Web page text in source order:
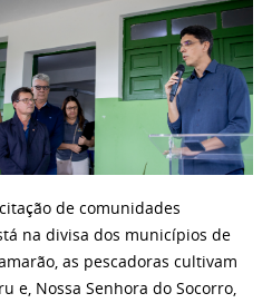
de comunidades
na divisa dos municípios de
as pescadoras cultivam
e, Nossa Senhora do Socorro,